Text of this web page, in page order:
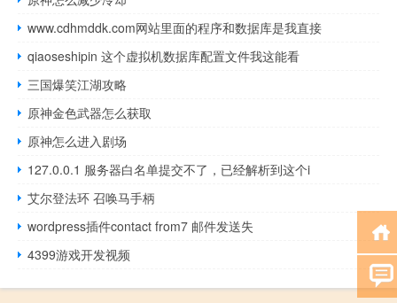
www.cdhmddk.com网站里面的程序和数据库是我直接
qiaoseshipin 这个虚拟机数据库配置文件我这能看
三国爆笑江湖攻略
原神金色武器怎么获取
原神怎么进入剧场
127.0.0.1 服务器白名单提交不了，已经解析到这个i
艾尔登法环 召唤马手柄
wordpress插件contact from7 邮件发送失
4399游戏开发视频